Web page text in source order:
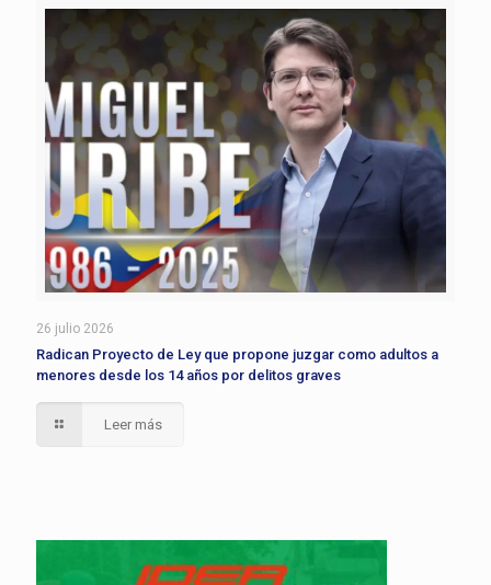
26 julio 2026
Radican Proyecto de Ley que propone juzgar como adultos a
menores desde los 14 años por delitos graves
Leer más